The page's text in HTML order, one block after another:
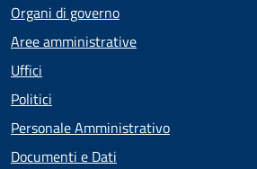
Organi di governo
Aree amministrative
Uffici
Politici
Personale Amministrativo
Documenti e Dati